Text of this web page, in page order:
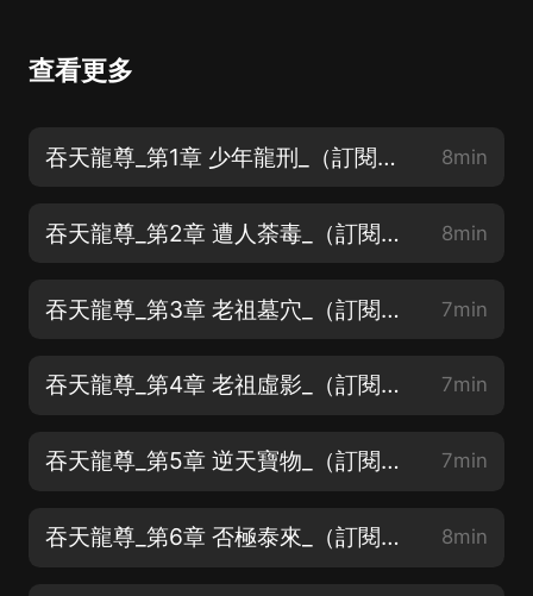
查看更多
吞天龍尊_第1章 少年龍刑_（訂閱收聽加點讚都有機會加更呦） 8min
吞天龍尊_第2章 遭人荼毒_（訂閱收聽加點讚都有機會加更呦） 8min
吞天龍尊_第3章 老祖墓穴_（訂閱收聽加點讚都有機會加更呦） 7min
吞天龍尊_第4章 老祖虛影_（訂閱收聽加點讚都有機會加更呦） 7min
吞天龍尊_第5章 逆天寶物_（訂閱收聽加點讚都有機會加更呦） 7min
吞天龍尊_第6章 否極泰來_（訂閱收聽加點讚都有機會加更呦） 8min